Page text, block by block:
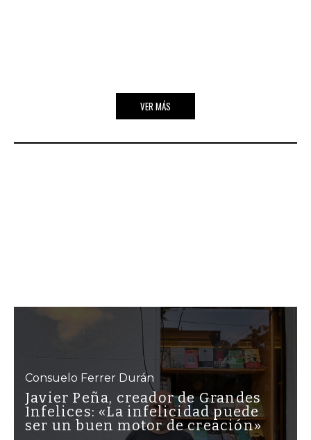
VER MÁS
Consuelo Ferrer Durán
Javier Peña, creador de Grandes
Infelices: «La infelicidad puede
ser un buen motor de creación»